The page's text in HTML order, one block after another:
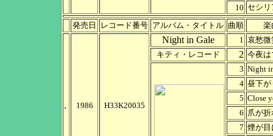
10 セシリ
発売日
レコード番号 アルバム・タイトル 曲順 楽
. 1986 H33K20035
Night in Gale 1 哀愁微
キティ・レコード
2 今夜は
3 Night
4 昼下が
5 Close
6 爪が
7 煙が目